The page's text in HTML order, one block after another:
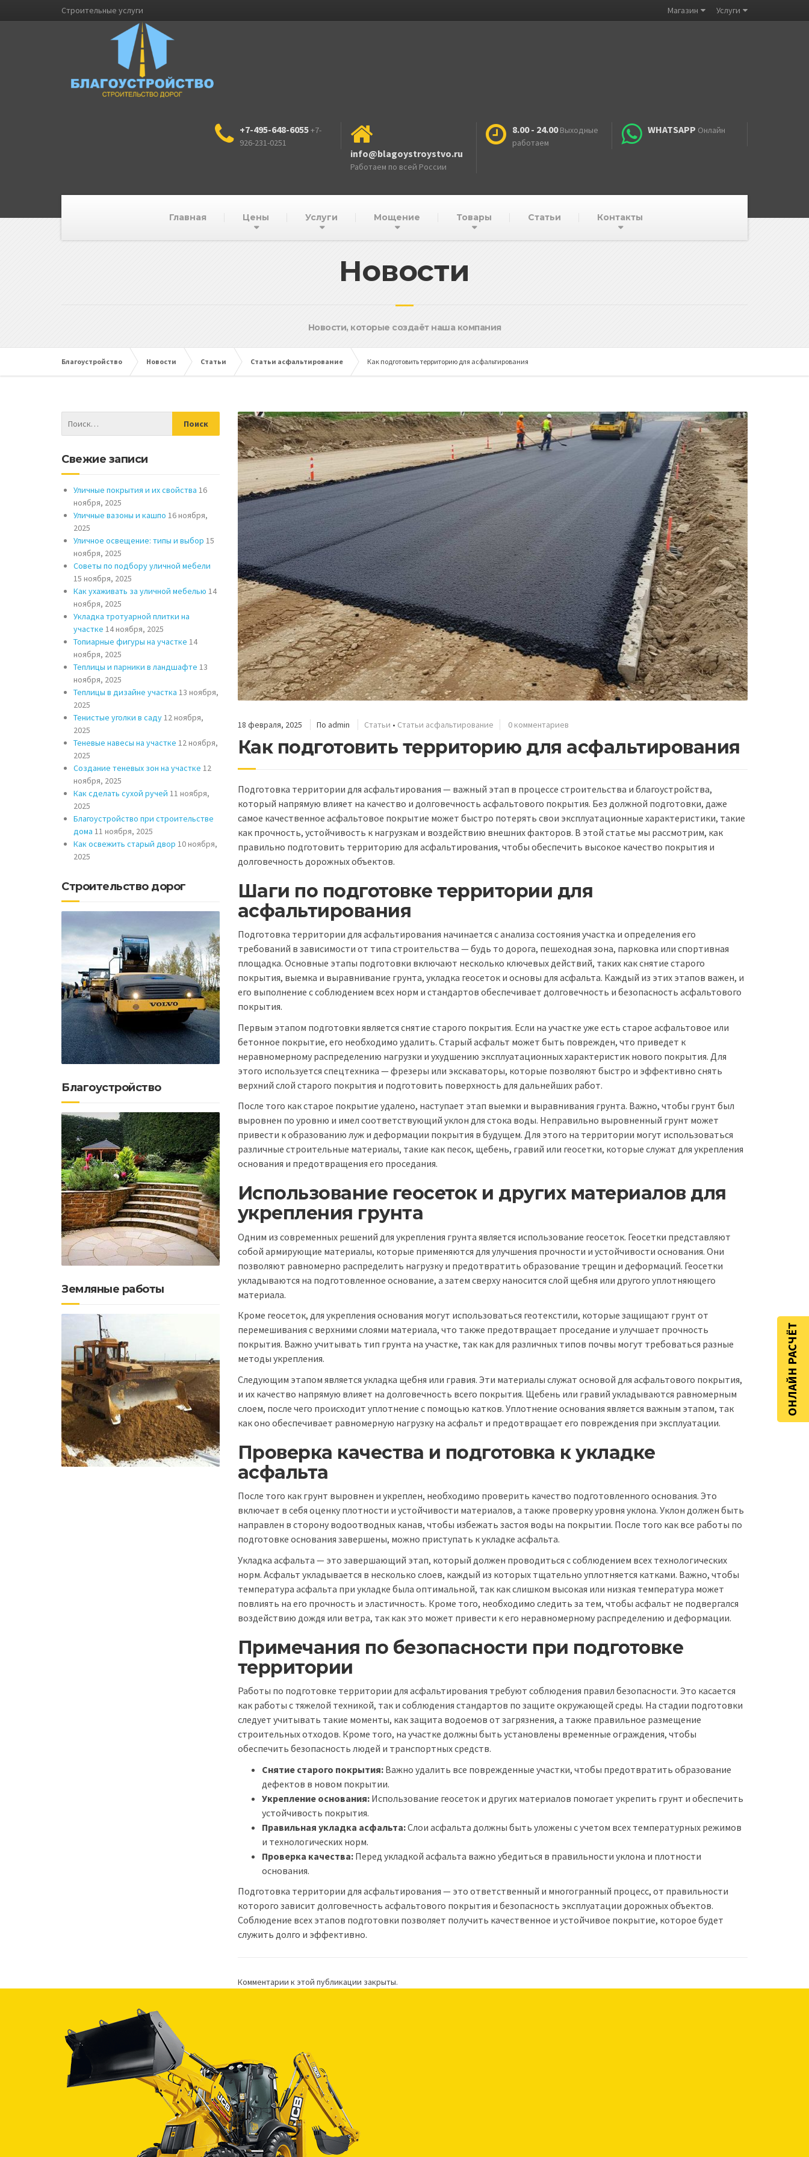
Строительные услуги Магазин Услуги
+7-495-648-6055+7-
926-231-0251
info@blagoystroystvo.ru
Работаем по всей России
8.00 - 24.00 Выходные
работаем
WHATSAPP Онлайн
Главная Цены Услуги Мощение Товары Статьи Контакты
Новости
Новости, которые создаёт наша компания
Благоустройство Новости Статьи Статьи асфальтирование Как подготовить территорию для асфальтирования
18 февраля, 2025 По admin Статьи • Статьи асфальтирование 0 комментариев
Как подготовить территорию для асфальтирования
Подготовка территории для асфальтирования — важный этап в процессе строительства и благоустройства,
который напрямую влияет на качество и долговечность асфальтового покрытия. Без должной подготовки, даже
самое качественное асфальтовое покрытие может быстро потерять свои эксплуатационные характеристики, такие
как прочность, устойчивость к нагрузкам и воздействию внешних факторов. В этой статье мы рассмотрим, как
правильно подготовить территорию для асфальтирования, чтобы обеспечить высокое качество покрытия и
долговечность дорожных объектов.
Шаги по подготовке территории для
асфальтирования
Подготовка территории для асфальтирования начинается с анализа состояния участка и определения его
требований в зависимости от типа строительства — будь то дорога, пешеходная зона, парковка или спортивная
площадка. Основные этапы подготовки включают несколько ключевых действий, таких как снятие старого
покрытия, выемка и выравнивание грунта, укладка геосеток и основы для асфальта. Каждый из этих этапов важен, и
его выполнение с соблюдением всех норм и стандартов обеспечивает долговечность и безопасность асфальтового
покрытия.
Первым этапом подготовки является снятие старого покрытия. Если на участке уже есть старое асфальтовое или
бетонное покрытие, его необходимо удалить. Старый асфальт может быть поврежден, что приведет к
неравномерному распределению нагрузки и ухудшению эксплуатационных характеристик нового покрытия. Для
этого используется спецтехника — фрезеры или экскаваторы, которые позволяют быстро и эффективно снять
верхний слой старого покрытия и подготовить поверхность для дальнейших работ.
После того как старое покрытие удалено, наступает этап выемки и выравнивания грунта. Важно, чтобы грунт был
выровнен по уровню и имел соответствующий уклон для стока воды. Неправильно выровненный грунт может
привести к образованию луж и деформации покрытия в будущем. Для этого на территории могут использоваться
различные строительные материалы, такие как песок, щебень, гравий или геосетки, которые служат для укрепления
основания и предотвращения его проседания.
Использование геосеток и других материалов для
укрепления грунта
Одним из современных решений для укрепления грунта является использование геосеток. Геосетки представляют
собой армирующие материалы, которые применяются для улучшения прочности и устойчивости основания. Они
позволяют равномерно распределить нагрузку и предотвратить образование трещин и деформаций. Геосетки
укладываются на подготовленное основание, а затем сверху наносится слой щебня или другого уплотняющего
материала.
Кроме геосеток, для укрепления основания могут использоваться геотекстили, которые защищают грунт от
перемешивания с верхними слоями материала, что также предотвращает проседание и улучшает прочность
покрытия. Важно учитывать тип грунта на участке, так как для различных типов почвы могут требоваться разные
методы укрепления.
Следующим этапом является укладка щебня или гравия. Эти материалы служат основой для асфальтового покрытия,
и их качество напрямую влияет на долговечность всего покрытия. Щебень или гравий укладываются равномерным
слоем, после чего происходит уплотнение с помощью катков. Уплотнение основания является важным этапом, так
как оно обеспечивает равномерную нагрузку на асфальт и предотвращает его повреждения при эксплуатации.
Проверка качества и подготовка к укладке
асфальта
После того как грунт выровнен и укреплен, необходимо проверить качество подготовленного основания. Это
включает в себя оценку плотности и устойчивости материалов, а также проверку уровня уклона. Уклон должен быть
направлен в сторону водоотводных канав, чтобы избежать застоя воды на покрытии. После того как все работы по
подготовке основания завершены, можно приступать к укладке асфальта.
Укладка асфальта — это завершающий этап, который должен проводиться с соблюдением всех технологических
норм. Асфальт укладывается в несколько слоев, каждый из которых тщательно уплотняется катками. Важно, чтобы
температура асфальта при укладке была оптимальной, так как слишком высокая или низкая температура может
повлиять на его прочность и эластичность. Кроме того, необходимо следить за тем, чтобы асфальт не подвергался
воздействию дождя или ветра, так как это может привести к его неравномерному распределению и деформации.
Примечания по безопасности при подготовке
территории
Работы по подготовке территории для асфальтирования требуют соблюдения правил безопасности. Это касается
как работы с тяжелой техникой, так и соблюдения стандартов по защите окружающей среды. На стадии подготовки
следует учитывать такие моменты, как защита водоемов от загрязнения, а также правильное размещение
строительных отходов. Кроме того, на участке должны быть установлены временные ограждения, чтобы
обеспечить безопасность людей и транспортных средств.
Снятие старого покрытия:Важно удалить все поврежденные участки, чтобы предотвратить образование
дефектов в новом покрытии.
Укрепление основания:Использование геосеток и других материалов помогает укрепить грунт и обеспечить
устойчивость покрытия.
Правильная укладка асфальта:Слои асфальта должны быть уложены с учетом всех температурных режимов
и технологических норм.
Проверка качества:Перед укладкой асфальта важно убедиться в правильности уклона и плотности
основания.
Подготовка территории для асфальтирования — это ответственный и многогранный процесс, от правильности
которого зависит долговечность асфальтового покрытия и безопасность эксплуатации дорожных объектов.
Соблюдение всех этапов подготовки позволяет получить качественное и устойчивое покрытие, которое будет
служить долго и эффективно.
Комментарии к этой публикации закрыты.
Свежие записи
Уличные покрытия и их свойства 16
ноября, 2025
Уличные вазоны и кашпо 16 ноября,
2025
Уличное освещение: типы и выбор 15
ноября, 2025
Советы по подбору уличной мебели
15 ноября, 2025
Как ухаживать за уличной мебелью 14
ноября, 2025
Укладка тротуарной плитки на
участке 14 ноября, 2025
Топиарные фигуры на участке 14
ноября, 2025
Теплицы и парники в ландшафте 13
ноября, 2025
Теплицы в дизайне участка 13 ноября,
2025
Тенистые уголки в саду12 ноября,
2025
Теневые навесы на участке 12 ноября,
2025
Создание теневых зон на участке 12
ноября, 2025
Как сделать сухой ручей 11 ноября,
2025
Благоустройство при строительстве
дома 11 ноября, 2025
Как освежить старый двор 10 ноября,
2025
Строительство дорог
Благоустройство
Земляные работы
ОНЛАЙН РАСЧЁТ